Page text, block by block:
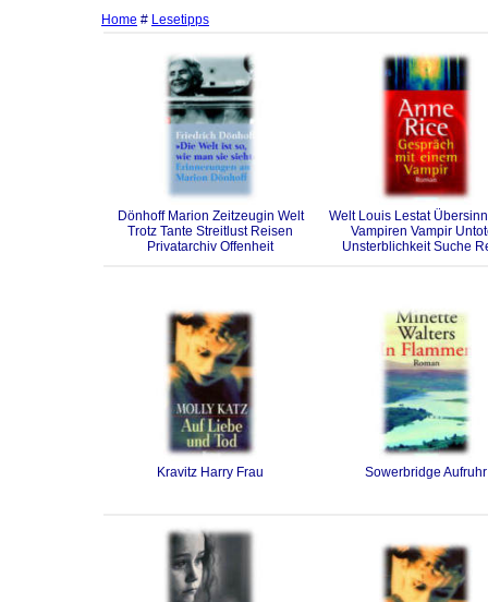
Home # Lesetipps
Dönhoff Marion Zeitzeugin Welt
Trotz Tante Streitlust Reisen
Privatarchiv Offenheit
Welt Louis Lestat
Vampiren Vampir
Unsterblichkeit Suche
Kravitz Harry Frau Sowerbridge Aufruhr